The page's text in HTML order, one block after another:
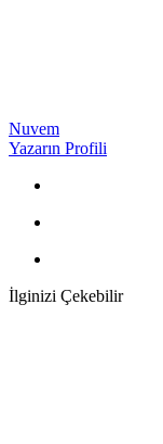
Nuvem
Yazarın Profili
İlginizi Çekebilir